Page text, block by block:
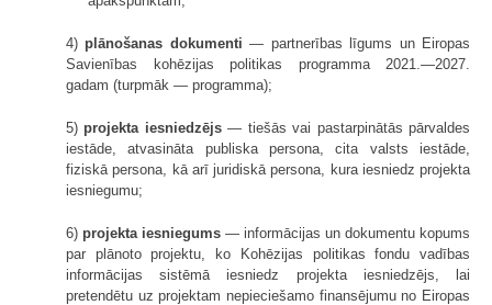
4) plānošanas dokumenti — partnerības līgums un Eiropas
Savienības kohēzijas politikas programma 2021.—2027.
gadam (turpmāk — programma);
5) projekta iesniedzējs— tiešās vai pastarpinātās pārvaldes
iestāde, atvasināta publiska persona, cita valsts iestāde,
fiziskā persona, kā arī juridiskā persona, kura iesniedz projekta
iesniegumu;
6) projekta iesniegums — informācijas un dokumentu kopums
par plānoto projektu, ko Kohēzijas politikas fondu vadības
informācijas sistēmā iesniedz projekta iesniedzējs, lai
pretendētu uz projektam nepieciešamo finansējumu no Eiropas